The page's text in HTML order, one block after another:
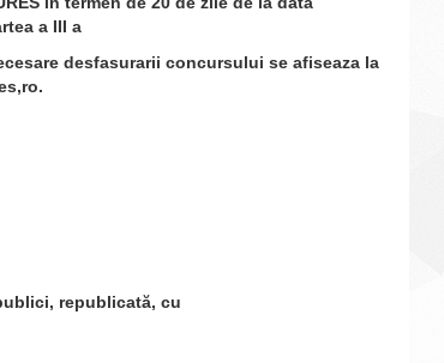
a III a
desfasurarii concursului se afiseaza la
republicată, cu